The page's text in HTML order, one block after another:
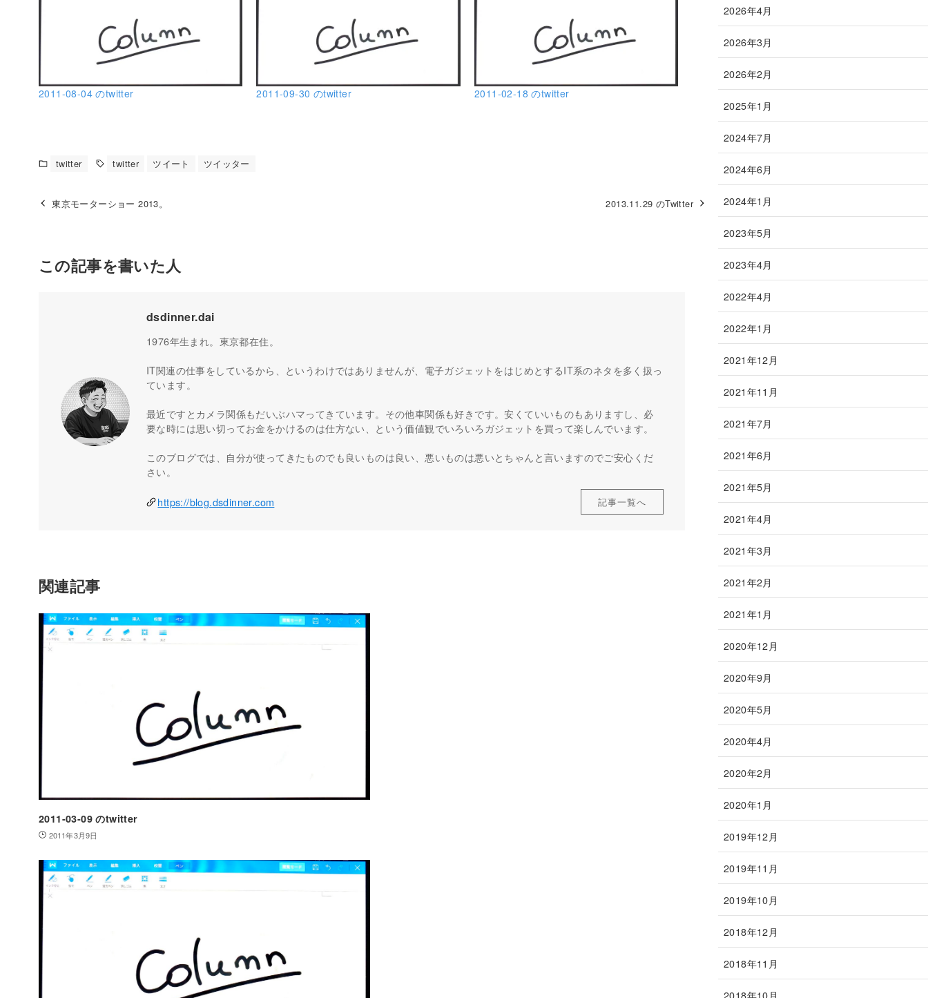
2011-08-04 のtwitter 2011-09-30 のtwitter 2011-02-18 のtwitter
twitter twitter ツイート ツイッター
東京モーターショー 2013。 2013.11.29 のTwitter
この記事を書いた人
dsdinner.dai
1976年生まれ。東京都在住。
IT関連の仕事をしているから、というわけではありませんが、電子ガジェットをはじめとするIT系のネタを多く扱っ
ています。
最近ですとカメラ関係もだいぶハマってきています。その他車関係も好きです。安くていいものもありますし、必
要な時には思い切ってお金をかけるのは仕方ない、という価値観でいろいろガジェットを買って楽しんでいます。
このブログでは、自分が使ってきたものでも良いものは良い、悪いものは悪いとちゃんと言いますのでご安心くだ
さい。
https://blog.dsdinner.com 記事一覧へ
関連記事
2011-03-09 のtwitter
2011年3月9日
2026年4月
2026年3月
2026年2月
2025年1月
2024年7月
2024年6月
2024年1月
2023年5月
2023年4月
2022年4月
2022年1月
2021年12月
2021年11月
2021年7月
2021年6月
2021年5月
2021年4月
2021年3月
2021年2月
2021年1月
2020年12月
2020年9月
2020年5月
2020年4月
2020年2月
2020年1月
2019年12月
2019年11月
2019年10月
2018年12月
2018年11月
2018年10月